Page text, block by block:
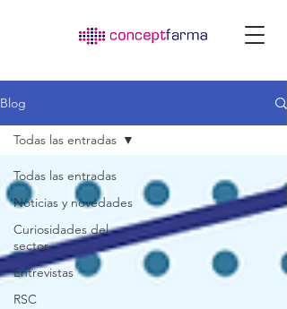
Blog
Todas las entradas
Noticias y novedades
Curiosidades del
sector
Entrevistas
RSC
Todas las entradas